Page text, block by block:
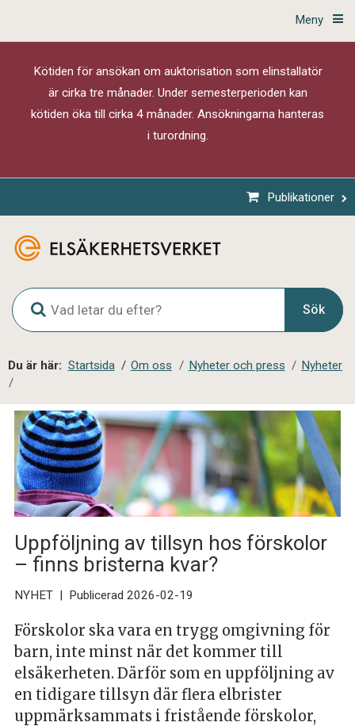
Meny
Kötiden för ansökan om auktorisation som elinstallatör
är cirka tre månader. Under semesterperioden kan
kötiden öka till cirka 4 månader. Ansökningarna hanteras
i turordning.
Publikationer
G
l
o
a
l
s
i
t
e
s
ö
k
Sök
Du är här: Startsida / Om oss / Nyheter och press / Nyheter
/
Uppföljning av tillsyn hos förskolor
– finns bristerna kvar?
NYHET | Publicerad 2026-02-19
Förskolor ska vara en trygg omgivning för
barn, inte minst när det kommer till
elsäkerheten. Därför som en uppföljning av
en tidigare tillsyn där flera elbrister
uppmärksammats i fristående förskolor,